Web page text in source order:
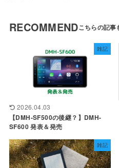
RECOMMEND
雑記
2026.04.03
【DMH-SF500の後継？】DMH-
SF600 発表＆発売
雑記